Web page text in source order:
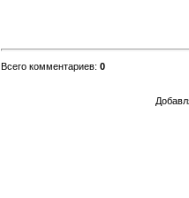
Всего комментариев: 0